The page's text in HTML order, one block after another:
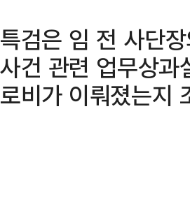
특검은 임 전 사단
사건 관련 업무상과
로비가 이뤄졌는지